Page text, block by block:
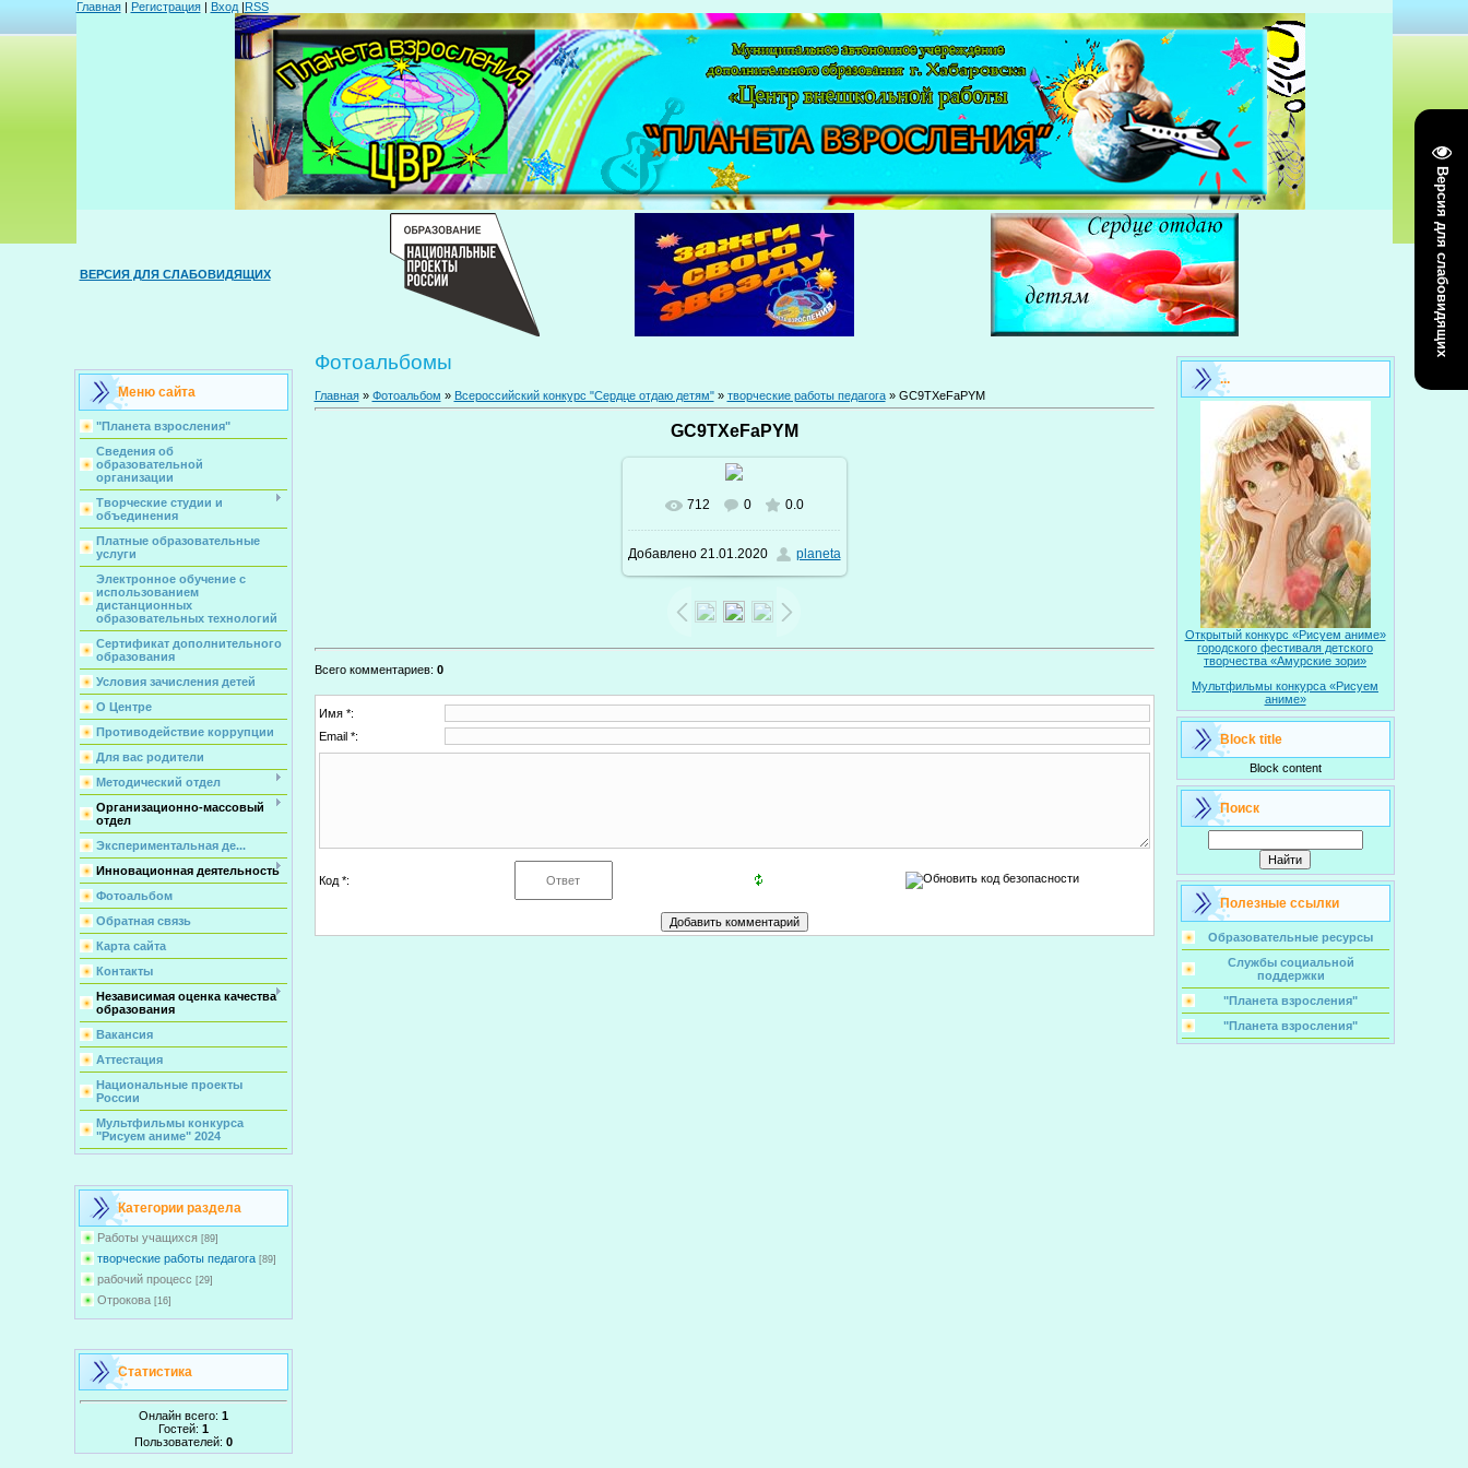
Версия для слабовидящих
Главная| Регистрация| Вход|RSS
ВЕРСИЯ ДЛЯ СЛАБОВИДЯЩИХ
Меню сайта
"Планета взросления"
Сведения об
образовательной
организации
Творческие студии и
объединения
Платные образовательные
услуги
Электронное обучение с
использованием
дистанционных
образовательных технологий
Сертификат дополнительного
образования
Условия зачисления детей
О Центре
Противодействие коррупции
Для вас родители
Методический отдел
Организационно-массовый
отдел
Экспериментальная де...
Инновационная деятельность
Фотоальбом
Обратная связь
Карта сайта
Контакты
Независимая оценка качества
образования
Вакансия
Аттестация
Национальные проекты
России
Мультфильмы конкурса
"Рисуем аниме" 2024
Категории раздела
Работы учащихся [89]
творческие работы педагога [89]
рабочий процесс [29]
Отрокова [16]
Статистика
Онлайн всего: 1
Гостей: 1
Пользователей: 0
Фотоальбомы
Главная» Фотоальбом » Всероссийский конкурс "Сердце отдаю детям"» творческие работы педагога» GC9TXeFaPYM
GC9TXeFaPYM
В реальном размере
600x384/ 81.4Kb
712 0 0.0
Добавлено21.01.2020 planeta
Всего комментариев: 0
Имя *:
Email *:
Код *:
...
Открытый конкурс «Рисуем аниме»
городского фестиваля детского
творчества «Амурские зори»
Мультфильмы конкурса «Рисуем
аниме»
Block title
Block content
Поиск
Полезные ссылки
Образовательные ресурсы
Службы социальной
поддержки
"Планета взросления"
"Планета взросления"